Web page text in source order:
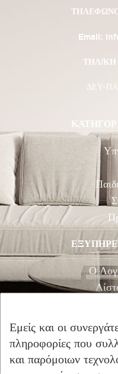
Email:
ΤΗΛ/ΚΗ
ΔΕΥ-
Ο
Εμείς και οι
πληροφορίες που
και παρόμοιων